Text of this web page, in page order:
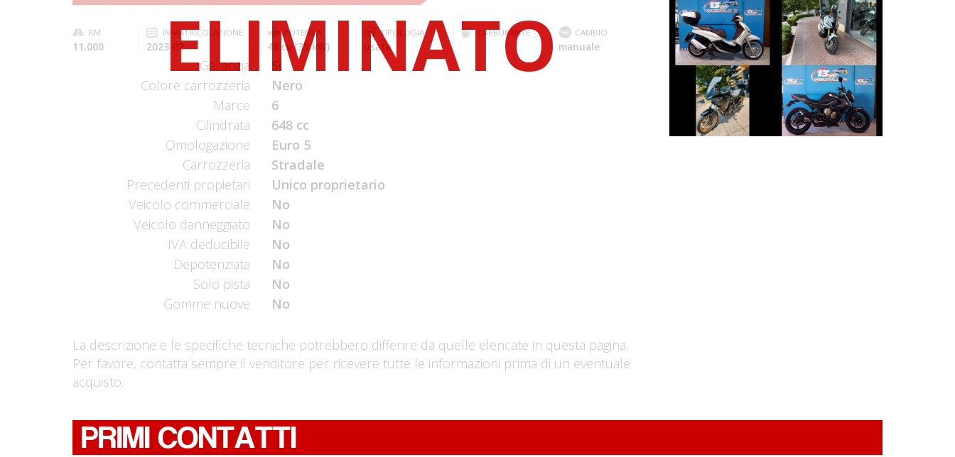
KM
11.000
IMMATRICOLAZIONE
2023-02
POTENZA
48 cv (35 kW)
TIPOLOGIA
usate
CARBURANTE CAMBIO
manuale
Garanzia
Colore carrozzeria
Nero
Marce
6
Cilindrata
648 cc
Omologazione
Euro 5
Carrozzeria
Stradale
Precedenti propietari
Unico proprietario
Veicolo commerciale
No
Veicolo danneggiato
No
IVA deducibile
No
Depotenziata
No
Solo pista
No
Gomme nuove
No
La descrizione e le specifiche tecniche potrebbero differire da quelle elencate in questa pagina.
Per favore, contatta sempre il venditore per ricevere tutte le informazioni prima di un eventuale
acquisto.
PIAGGIO
BEVERLY
€ 2.990 €
HONDA X-ADV
€ 8.990 €
YAMAHA
TRACER
€ 7.990 €
YAMAHA XJ6
€ 3.490 €
PRIMI CONTATTI